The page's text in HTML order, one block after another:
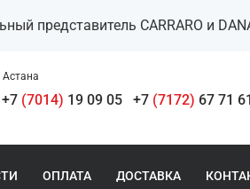
представитель CARRARO и
Астана
+7 (7014) 19 09 05 +7 (7172) 67 71
ОПЛАТА ДОСТАВКА